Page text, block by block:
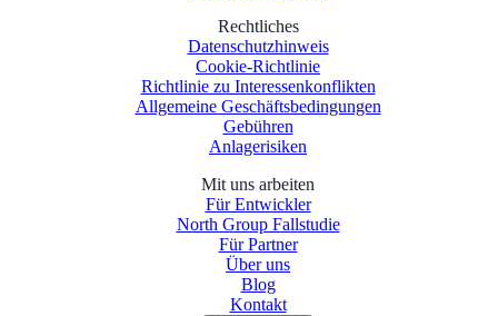
Rechtliches
Datenschutzhinweis
Cookie-Richtlinie
Richtlinie zu Interessenkonflikten
Allgemeine Geschäftsbedingungen
Gebühren
Anlagerisiken
Mit uns arbeiten
Für Entwickler
North Group Fallstudie
Für Partner
Über uns
Blog
Kontakt